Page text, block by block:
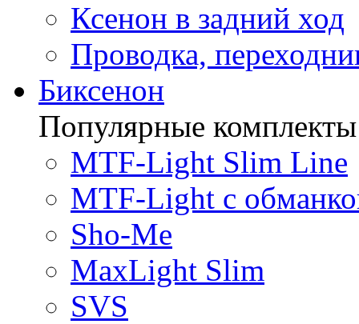
Ксенон в задний ход
Проводка,
Биксенон
Популярные комплекты
MTF-Light Slim Line
MTF-Light с
Sho-Me
MaxLight Slim
SVS